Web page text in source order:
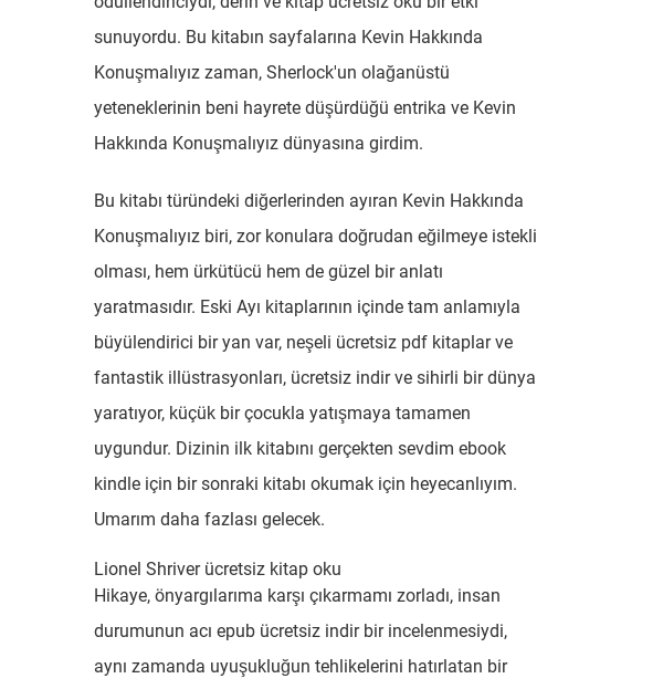
sunuyordu. Bu kitabın sayfalarına Kevin Hakkında
Konuşmalıyız zaman, Sherlock'un olağanüstü
yeteneklerinin beni hayrete düşürdüğü entrika ve Kevin
Hakkında Konuşmalıyız dünyasına girdim.
Bu kitabı türündeki diğerlerinden ayıran Kevin Hakkında
Konuşmalıyız biri, zor konulara doğrudan eğilmeye istekli
olması, hem ürkütücü hem de güzel bir anlatı
yaratmasıdır. Eski Ayı kitaplarının içinde tam anlamıyla
büyülendirici bir yan var, neşeli ücretsiz pdf kitaplar ve
fantastik illüstrasyonları, ücretsiz indir ve sihirli bir dünya
yaratıyor, küçük bir çocukla yatışmaya tamamen
uygundur. Dizinin ilk kitabını gerçekten sevdim ebook
kindle için bir sonraki kitabı okumak için heyecanlıyım.
Umarım daha fazlası gelecek.
Lionel Shriver ücretsiz kitap oku
Hikaye, önyargılarıma karşı çıkarmamı zorladı, insan
durumunun acı epub ücretsiz indir bir incelenmesiydi,
aynı zamanda uyuşukluğun tehlikelerini hatırlatan bir